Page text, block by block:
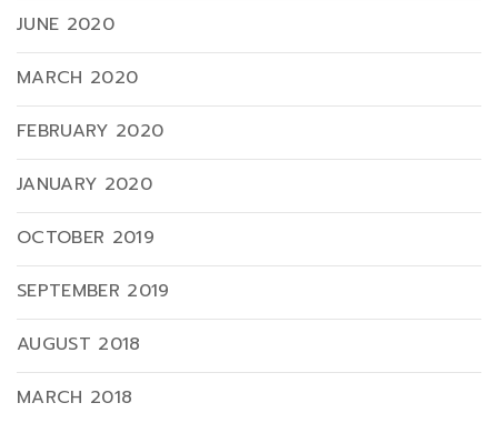
JUNE 2020
MARCH 2020
FEBRUARY 2020
JANUARY 2020
OCTOBER 2019
SEPTEMBER 2019
AUGUST 2018
MARCH 2018